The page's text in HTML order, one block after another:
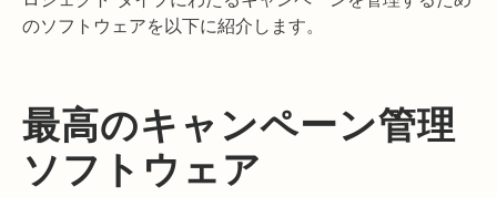
のソフトウェアを以下に紹介します。
最高のキャンペーン管理
ソフトウェア